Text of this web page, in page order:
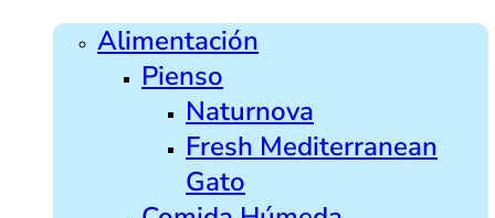
Alimentación
Pienso
Naturnova
Fresh Mediterranean
Gato